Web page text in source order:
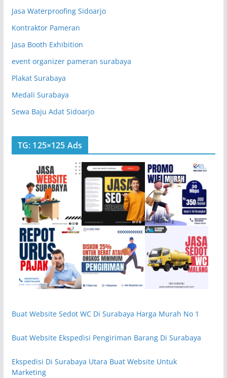
Jasa Waterproofing Sidoarjo
Kontraktor Pameran
Jasa Booth Exhibition
event organizer pameran surabaya
Plakat Surabaya
Medali Surabaya
Sewa Baju Adat Sidoarjo
TG: 125×125 Ads
Buat Website Sedot WC Di Surabaya Harga Murah No 1
Buat Website Ekspedisi Pengiriman Barang Di Surabaya
Ekspedisi Di Surabaya Utara Buat Website Untuk
Marketing